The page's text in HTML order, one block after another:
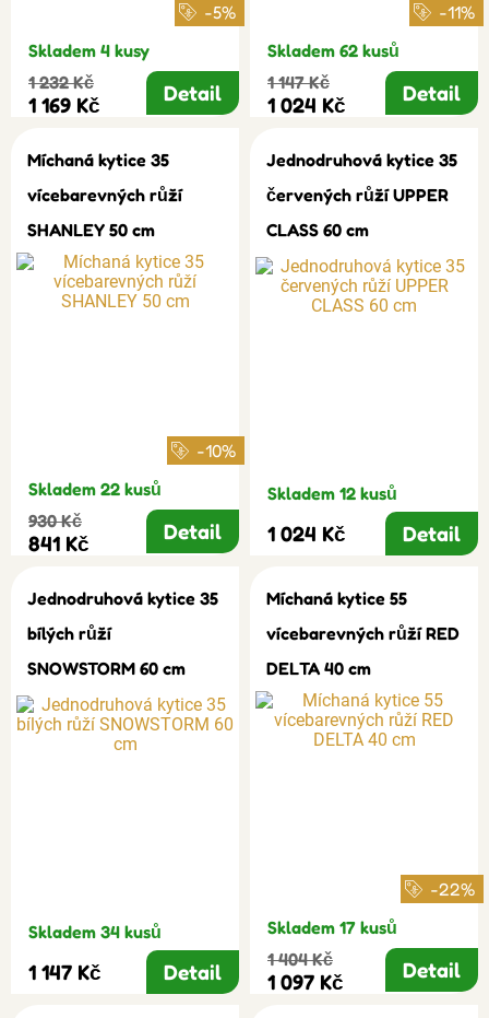
-5%
Skladem 4 kusy
1 232 Kč
1 169 Kč Detail
-11%
Skladem 62 kusů
1 147 Kč
1 024 Kč Detail
Míchaná kytice 35
vícebarevných růží
SHANLEY 50 cm
-10%
Skladem 22 kusů
930 Kč
841 Kč Detail
Jednodruhová kytice 35
červených růží UPPER
CLASS 60 cm
Skladem 12 kusů
1 024 Kč Detail
Jednodruhová kytice 35
bílých růží
SNOWSTORM 60 cm
Skladem 34 kusů
1 147 Kč Detail
Míchaná kytice 55
vícebarevných růží RED
DELTA 40 cm
-22%
Skladem 17 kusů
1 404 Kč
1 097 Kč Detail